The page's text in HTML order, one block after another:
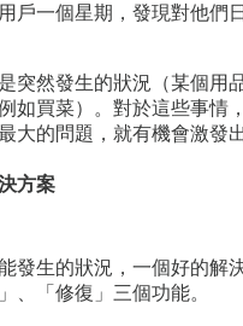
戶一個星期，發現對他們
突然發生的狀況（某個用
如買菜）。對於這些事情
大的問題，就有機會激發
方案
發生的狀況，一個好的解
、「修復」三個功能。